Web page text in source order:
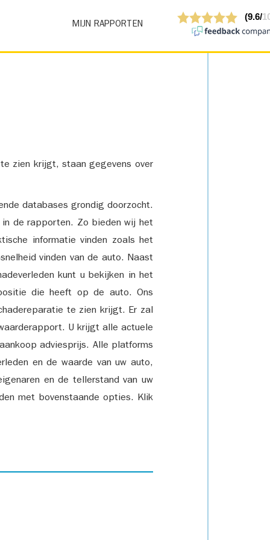
MIJN RAPPORTEN
zien krijgt, staan gegevens over
databases grondig doorzocht.
de rapporten. Zo bieden wij het
informatie vinden zoals het
vinden van de auto. Naast
kunt u bekijken in het
die heeft op de auto. Ons
te zien krijgt. Er zal
U krijgt alle actuele
adviesprijs. Alle platforms
en de waarde van uw auto,
en de tellerstand van uw
met bovenstaande opties. Klik